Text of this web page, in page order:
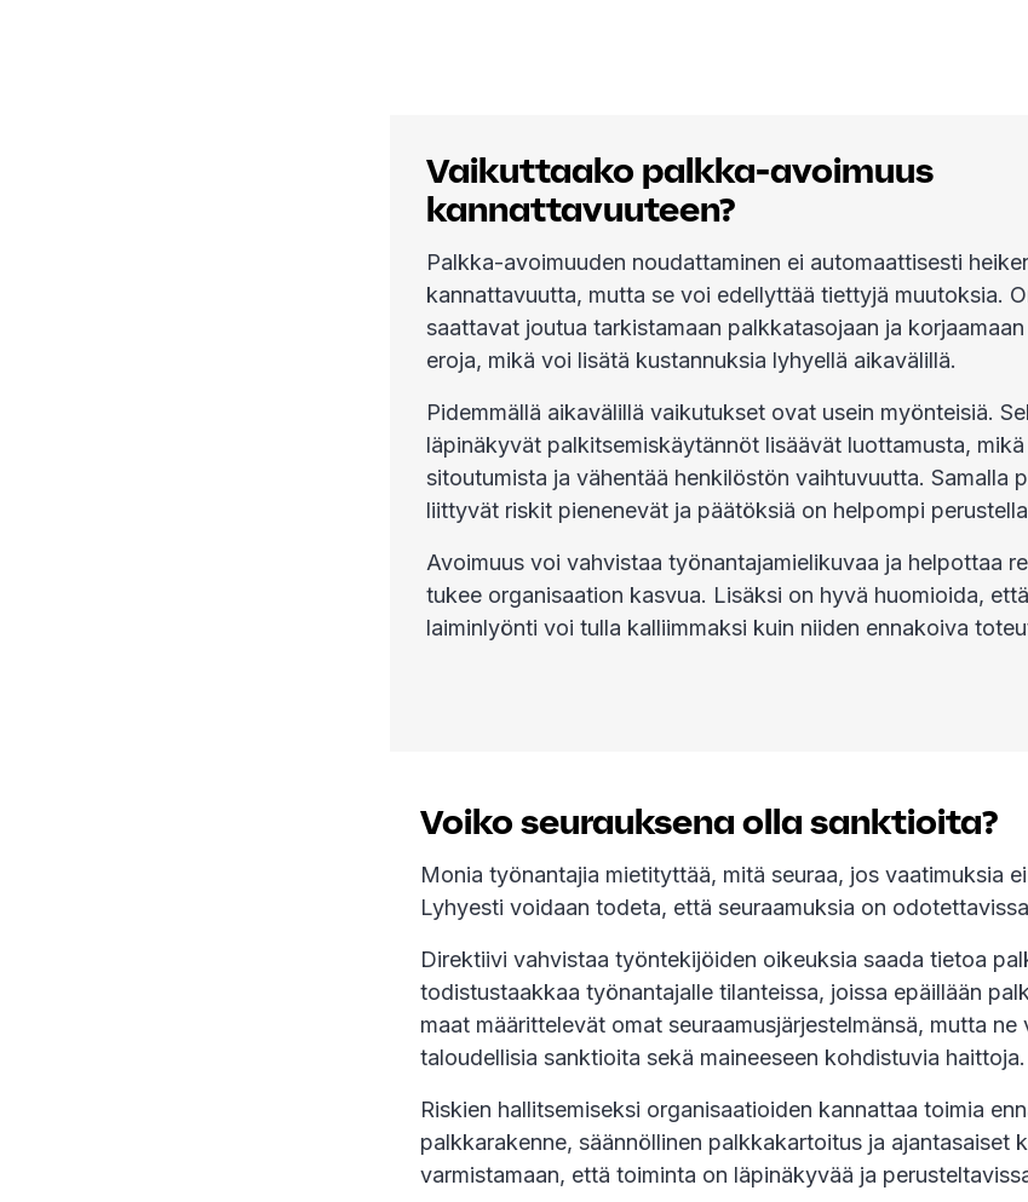
Vaikuttaako palkka-avoimuus
kannattavuuteen?
Palkka-avoimuuden noudattaminen ei automaattisesti
kannattavuutta, mutta se voi edellyttää tiettyjä muutoksia.
saattavat joutua tarkistamaan palkkatasojaan ja
eroja, mikä voi lisätä kustannuksia lyhyellä aikavälillä.
Pidemmällä aikavälillä vaikutukset ovat usein myönteisiä.
läpinäkyvät palkitsemiskäytännöt lisäävät luottamusta,
sitoutumista ja vähentää henkilöstön vaihtuvuutta. Samalla
liittyvät riskit pienenevät ja päätöksiä on helpompi
Avoimuus voi vahvistaa työnantajamielikuvaa ja helpottaa
tukee organisaation kasvua. Lisäksi on hyvä huomioida,
laiminlyönti voi tulla kalliimmaksi kuin niiden ennakoiva
Voiko seurauksena olla sanktioita?
Monia työnantajia mietityttää, mitä seuraa, jos vaatimuksia
Lyhyesti voidaan todeta, että seuraamuksia on
Direktiivi vahvistaa työntekijöiden oikeuksia saada tietoa
todistustaakkaa työnantajalle tilanteissa, joissa epäillään
maat määrittelevät omat seuraamusjärjestelmänsä, mutta ne
taloudellisia sanktioita sekä maineeseen kohdistuvia haittoja.
Riskien hallitsemiseksi organisaatioiden kannattaa toimia
palkkarakenne, säännöllinen palkkakartoitus ja ajantasaiset
varmistamaan, että toiminta on läpinäkyvää ja